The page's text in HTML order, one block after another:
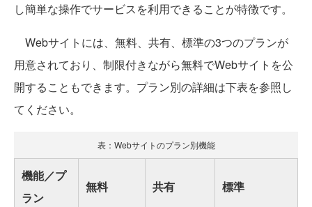
し簡単な操作でサービスを利用できることが特徴です。
Webサイトには、無料、共有、標準の3つのプランが
用意されており、制限付きながら無料でWebサイトを公
開することもできます。プラン別の詳細は下表を参照し
てください。
表：Webサイトのプラン別機能
機能／プ
ラン
無料 共有 標準